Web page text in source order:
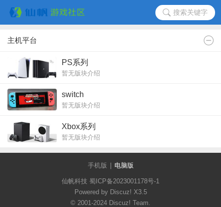
搜索关键字
主机平台
PS系列
暂无版块介绍
switch
暂无版块介绍
Xbox系列
暂无版块介绍
手机版 电脑版
仙帆科技 蜀ICP备2023001178号-1
Powered by Discuz! X3.5
© 2001-2024 Discuz! Team.